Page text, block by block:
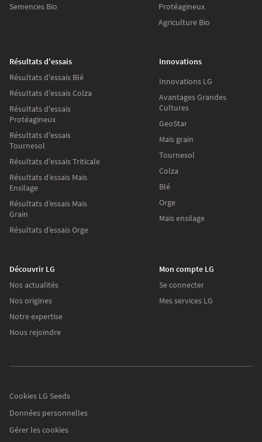
Semences Bio
Protéagineux
Agriculture Bio
Résultats d'essais
Résultats d'essais Blé
Résultats d'essais Colza
Résultats d'essais
Protéagineux
Résultats d'essais
Tournesol
Résultats d'essais Triticale
Résultats d’essais Maïs
Ensilage
Résultats d’essais Maïs
Grain
Résultats d’essais Orge
Innovations
Innovations LG
Avantages Grandes
Cultures
GeoStar
Maïs grain
Tournesol
Colza
Blé
Orge
Maïs ensilage
Découvrir LG
Nos actualités
Nos origines
Notre expertise
Nous rejoindre
Mon compte LG
Se connecter
Mes services LG
Cookies LG Seeds
Données personnelles
Gérer les cookies
que vous faites de notre site. Ces informations nous aident à vous proposer
Pour modifier vos préférences par la suite, cliquez sur le lien 'Préférences de
cookies' situé dans le pied de page.